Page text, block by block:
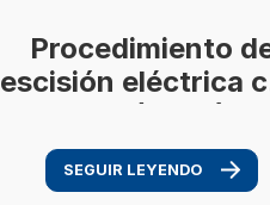
Procedimiento
escisión eléctrica
asa (LEEP)
SEGUIR LEYENDO